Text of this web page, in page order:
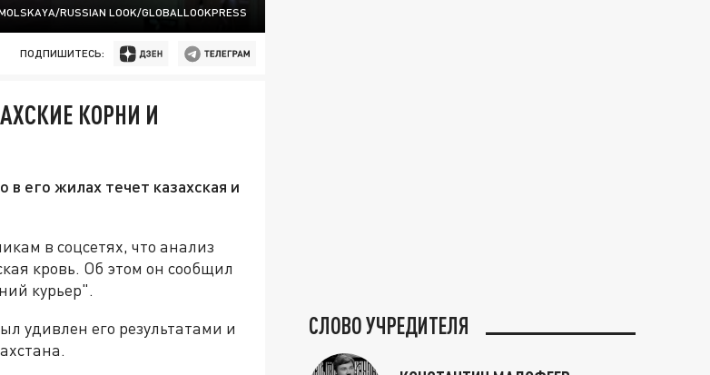
RUSSIAN LOOK/GLOBALLOOKPRESS
ПОДПИШИТЕСЬ:
КОРНИ И
в его жилах течет казахская и
в соцсетях, что анализ
кровь. Об этом он сообщил
курьер".
удивлен его результатами и
СЛОВО УЧРЕДИТЕЛЯ